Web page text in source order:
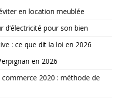
en location meublée
d’électricité pour son bien
: ce que dit la loi en 2026
en 2026
2020 : méthode de